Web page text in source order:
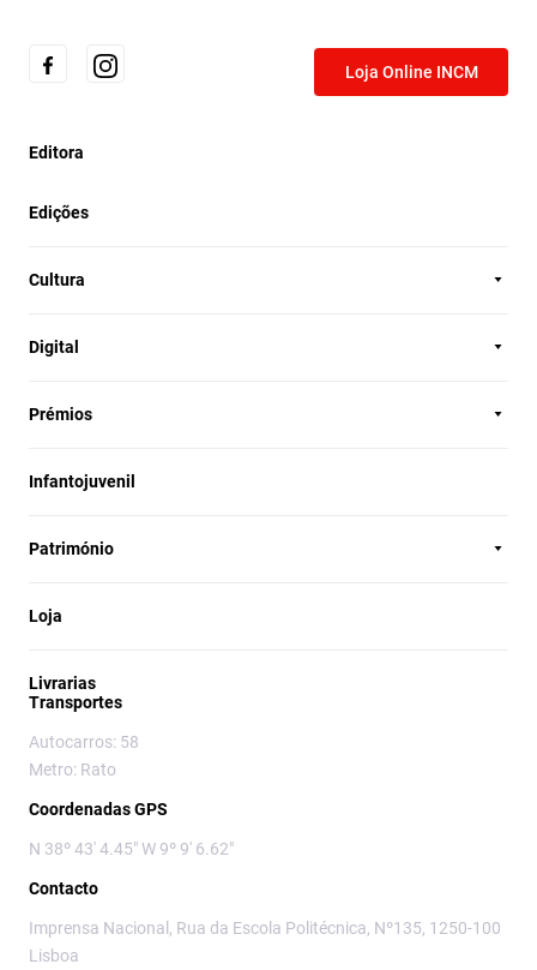
Loja Online INCM
Editora
Edições
Cultura
Digital
Prémios
Infantojuvenil
Património
Loja
Livrarias
Transportes
Autocarros: 58
Metro: Rato
Coordenadas GPS
N 38º 43' 4.45" W 9º 9' 6.62"
Contacto
Imprensa Nacional, Rua da Escola Politécnica, Nº135, 1250-100
Lisboa